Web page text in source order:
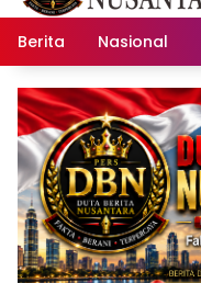
Berita Nasional